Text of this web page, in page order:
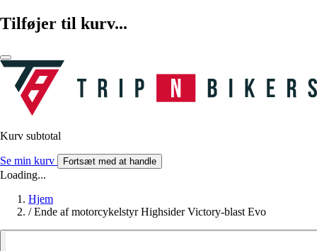
Tilføjer til kurv...
Kurv subtotal
Se min kurv Fortsæt med at handle
Loading...
Hjem
/ Ende af motorcykelstyr Highsider Victory-blast Evo